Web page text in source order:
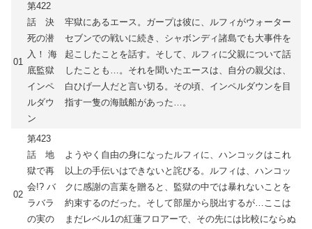
01
第422
話 決
死の潜
入！ 海
底監獄
インペ
ルダウ
ン
牢獄にあるエース。ガープは彼に、ルフィがウォーター
セブンでの戦いに続き、シャボンディ諸島でも大事件を
起こしたことを話す。そして、ルフィに父親について話
したことも…。それを聞いたエースは、自分の親父は、
白ひげ一人だと言い切る。その頃、インペルダウンを目
指す一隻の海賊船があった…。
02
第423
話 地
獄で再
会!? バ
ラバラ
の実の
ようやく自由の身になったルフィに、ハンコックはこれ
以上の手伝いはできないと詫びる。ルフィは、ハンコッ
クに感謝の言葉を贈ると、監獄の中では暴れないことを
約束するのだった。そして部屋から脱出するが…ここは
まだレベル1の紅蓮フロアーで、その先には比較にならぬ